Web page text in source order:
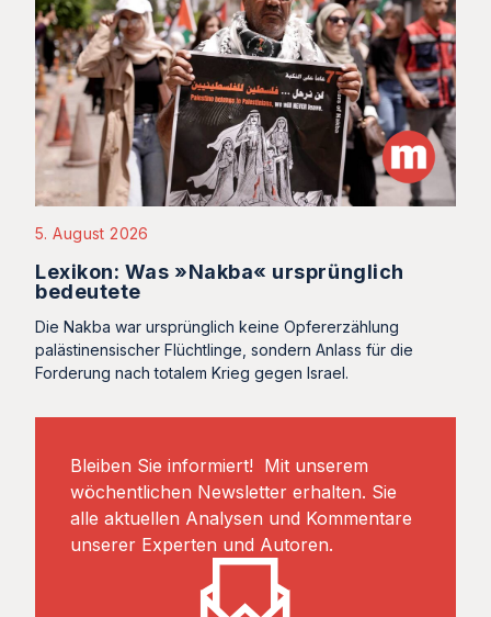
5. August 2026
Lexikon: Was »Nakba« ursprünglich
bedeutete
Die Nakba war ursprünglich keine Opfererzählung
palästinensischer Flüchtlinge, sondern Anlass für die
Forderung nach totalem Krieg gegen Israel.
Bleiben Sie informiert! Mit unserem
wöchentlichen Newsletter erhalten. Sie
alle aktuellen Analysen und Kommentare
unserer Experten und Autoren.